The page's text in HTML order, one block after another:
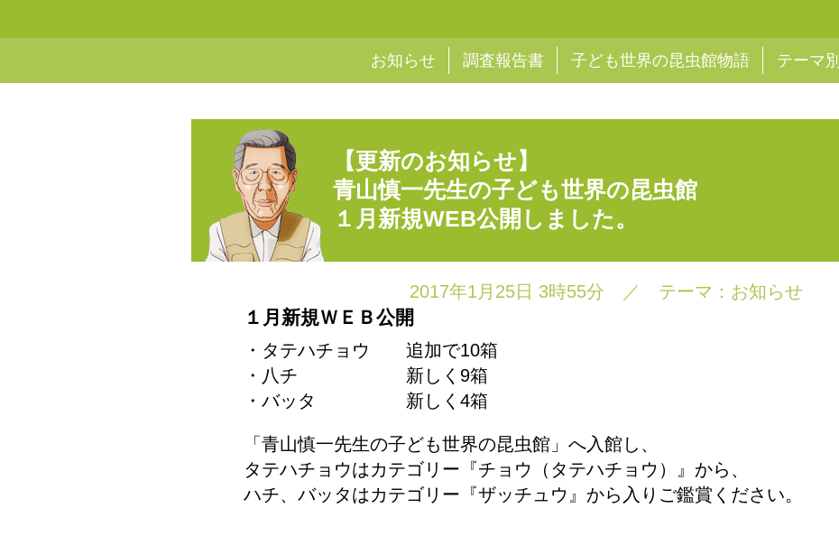
お知らせ 調査報告書 子ども世界の昆虫館物語 テーマ別
【更新のお知らせ】
青山慎一先生の子ども世界の昆虫館
１月新規WEB公開しました。
2017年1月25日 3時55分 ／ テーマ： お知らせ
１月新規ＷＥＢ公開
・タテハチョウ 追加で10箱
・八チ 新しく9箱
・バッタ 新しく4箱
「青山慎一先生の子ども世界の昆虫館」へ入館し、
タテハチョウはカテゴリー『チョウ（タテハチョウ）』から、
ハチ、バッタはカテゴリー『ザッチュウ』から入りご鑑賞ください。